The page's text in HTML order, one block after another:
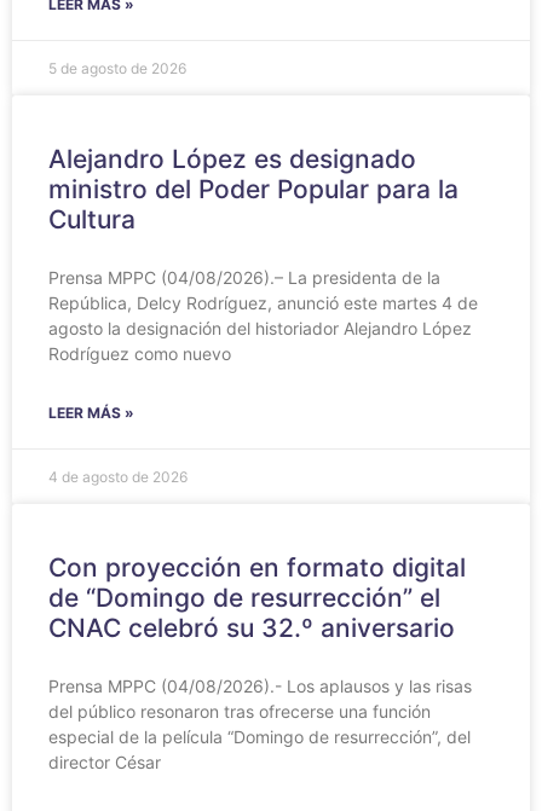
LEER MÁS »
5 de agosto de 2026
Alejandro López es designado
ministro del Poder Popular para la
Cultura
Prensa MPPC (04/08/2026).– La presidenta de la
República, Delcy Rodríguez, anunció este martes 4 de
agosto la designación del historiador Alejandro López
Rodríguez como nuevo
LEER MÁS »
4 de agosto de 2026
Con proyección en formato digital
de “Domingo de resurrección” el
CNAC celebró su 32.º aniversario
Prensa MPPC (04/08/2026).- Los aplausos y las risas
del público resonaron tras ofrecerse una función
especial de la película “Domingo de resurrección”, del
director César